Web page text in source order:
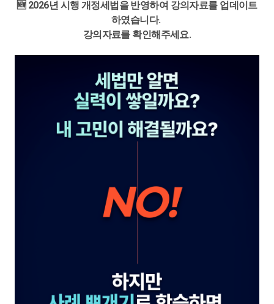
🆕 2026년 시행 개정세법을 반영하여 강의자료를 업데이트
하였습니다.
강의자료를 확인해주세요.